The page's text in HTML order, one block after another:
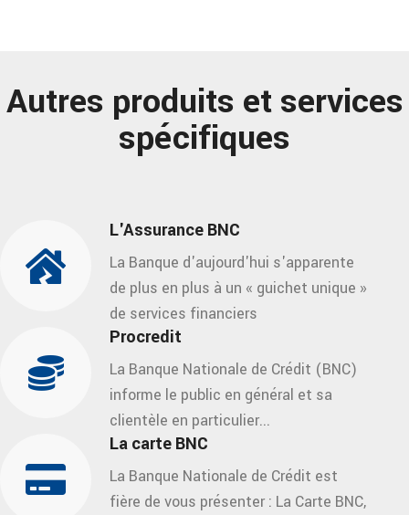
Autres produits et services
spécifiques
L'Assurance BNC
La Banque d'aujourd'hui s'apparente
de plus en plus à un « guichet unique »
de services financiers
Procredit
La Banque Nationale de Crédit (BNC)
informe le public en général et sa
clientèle en particulier...
La carte BNC
La Banque Nationale de Crédit est
fière de vous présenter : La Carte BNC,